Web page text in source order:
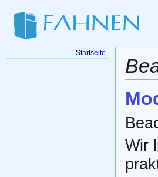
Wir
Startseite